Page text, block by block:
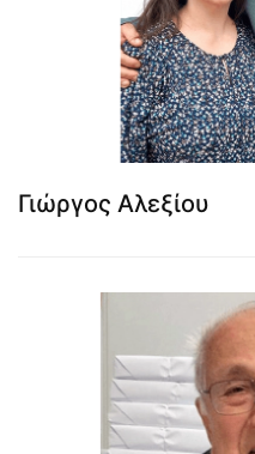
Γιώργος Αλεξίου